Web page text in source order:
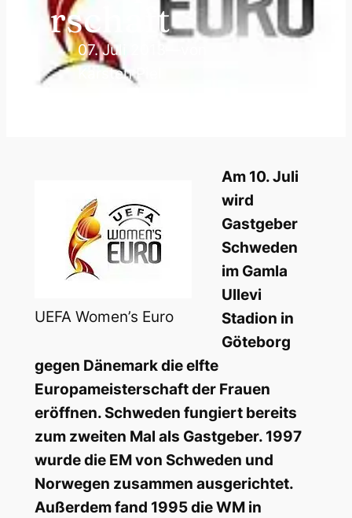
rschaft
07. Juli 2013
Karsten Piel
UEFA Women’s Euro
Am 10. Juli
wird
Gastgeber
Schweden
im Gamla
Ullevi
Stadion in
Göteborg
gegen Dänemark die elfte
Europameisterschaft der Frauen
eröffnen. Schweden fungiert bereits
zum zweiten Mal als Gastgeber. 1997
wurde die EM von Schweden und
Norwegen zusammen ausgerichtet.
Außerdem fand 1995 die WM in